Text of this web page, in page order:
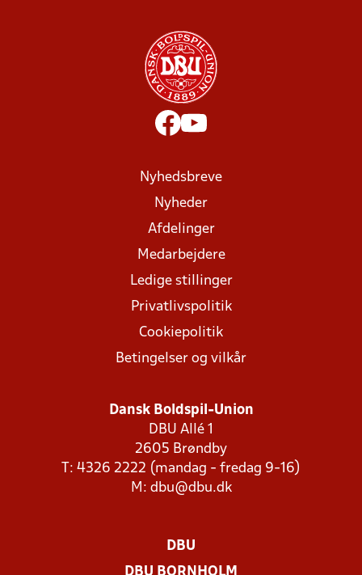
Nyhedsbreve
Nyheder
Afdelinger
Medarbejdere
Ledige stillinger
Privatlivspolitik
Cookiepolitik
Betingelser og vilkår
Dansk Boldspil-Union
DBU Allé 1
2605 Brøndby
T: 4326 2222 (mandag - fredag 9-16)
M: dbu@dbu.dk
DBU